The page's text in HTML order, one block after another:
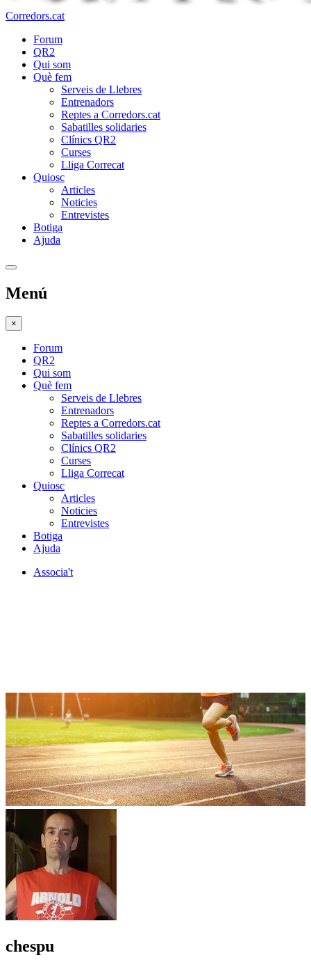
Corredors.cat
Forum
QR2
Qui som
Què fem
Serveis de Llebres
Entrenadors
Reptes a Corredors.cat
Sabatilles solidaries
Clínics QR2
Curses
Lliga Correcat
Quiosc
Articles
Noticies
Entrevistes
Botiga
Ajuda
Menú
×
Forum
QR2
Qui som
Què fem
Serveis de Llebres
Entrenadors
Reptes a Corredors.cat
Sabatilles solidaries
Clínics QR2
Curses
Lliga Correcat
Quiosc
Articles
Noticies
Entrevistes
Botiga
Ajuda
Associa't
chespu